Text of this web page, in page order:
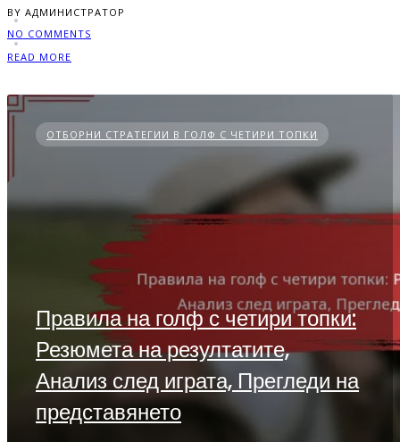
BY АДМИНИСТРАТОР
NO COMMENTS
READ MORE
ОТБОРНИ СТРАТЕГИИ В ГОЛФ С ЧЕТИРИ ТОПКИ
Правила на голф с четири топки:
Резюмета на резултатите,
Анализ след играта, Прегледи на
представянето